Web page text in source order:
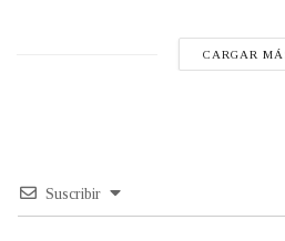
CARGAR
Suscribir